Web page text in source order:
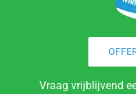
Vraag vrijblijvend